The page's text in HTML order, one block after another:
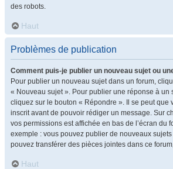
des robots.
Haut
Problèmes de publication
Comment puis-je publier un nouveau sujet ou
Pour publier un nouveau sujet dans un forum,
« Nouveau sujet ». Pour publier une réponse à un
cliquez sur le bouton « Répondre ». Il se peut que
inscrit avant de pouvoir rédiger un message. Sur
vos permissions est affichée en bas de l’écran du
exemple : vous pouvez publier de nouveaux
pouvez transférer des pièces jointes dans ce
Haut